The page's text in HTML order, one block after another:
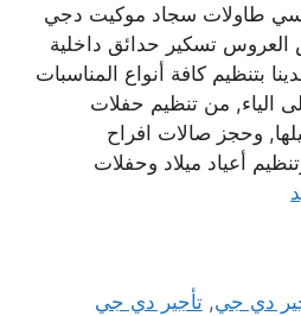
طاولات سجاد موكيت دجي
تسكير حدائق داخلية
بتنظيم كافة أنواع المناسبات
الياء, من تنظيم حفلات
وحجز صالات افراح
أعياد ميلاد وحفلات
دي جي,تأجير دي جي